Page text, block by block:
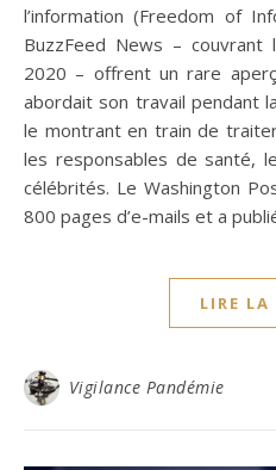
l’information (Freedom of
BuzzFeed News –
2020 – offrent un rare
abordait son travail pendant
le montrant en train de
les responsables de santé,
célébrités. Le Washington
800 pages d’e-mails et a
LIRE LA
Vigilance Pandémie